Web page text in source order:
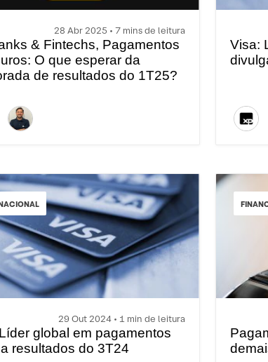
28 Abr 2025 • 7 mins de leitura
& Fintechs, Pagamentos
O que esperar da
de resultados do 1T25?
Visa:
29 Out 2024 • 1 min de leitura
global em pagamentos
resultados do 3T24